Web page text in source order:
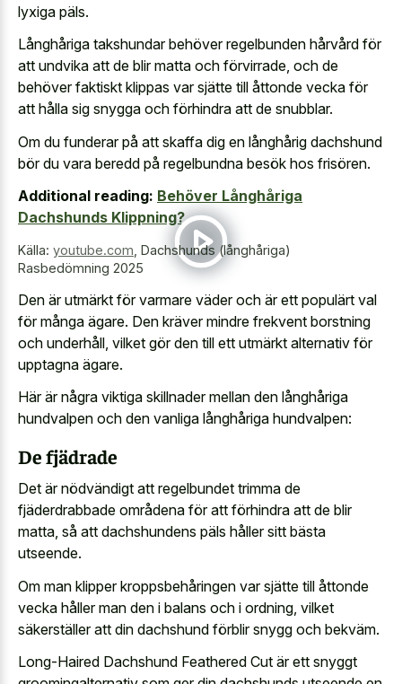
lyxiga päls.
Långhåriga takshundar behöver regelbunden hårvård för
att undvika att de blir matta och förvirrade, och de
behöver faktiskt klippas var sjätte till åttonde vecka för
att hålla sig snygga och förhindra att de snubblar.
Om du funderar på att skaffa dig en långhårig dachshund
bör du vara beredd på regelbundna besök hos frisören.
Additional reading: Behöver Långhåriga
Dachshunds Klippning?
Källa: youtube.com, Dachshunds (långhåriga)
Rasbedömning 2025
Den är utmärkt för varmare väder och är ett populärt val
för många ägare. Den kräver mindre frekvent borstning
och underhåll, vilket gör den till ett utmärkt alternativ för
upptagna ägare.
Här är några viktiga skillnader mellan den långhåriga
hundvalpen och den vanliga långhåriga hundvalpen:
De fjädrade
Det är nödvändigt att regelbundet trimma de
fjäderdrabbade områdena för att förhindra att de blir
matta, så att dachshundens päls håller sitt bästa
utseende.
Om man klipper kroppsbehåringen var sjätte till åttonde
vecka håller man den i balans och i ordning, vilket
säkerställer att din dachshund förblir snygg och bekväm.
Long-Haired Dachshund Feathered Cut är ett snyggt